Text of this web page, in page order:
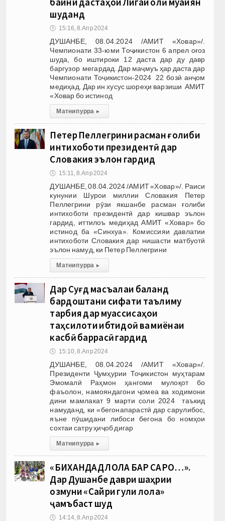
шуданд
🕔 15:16, 8.Апр 2024
ДУШАНБЕ, 08.04.2024 /АМИТ «Ховар»/.
Чемпионати 33-юми Тоҷикистон 6 апрел оғоз
шуда, бо иштироки 12 даста дар ду давр
баргузор мегардад. Дар маҷмуъ ҳар даста дар
Чемпионати Тоҷикистон-2024 22 бозӣ анҷом
медиҳад. Дар ин хусус шореҳи варзиши АМИТ
«Ховар бо истинод
Матни пурра ▸
Петер Пеллегрини расман ғолиби
интихоботи президентӣ дар
Словакия эълон гардид
🕔 15:11, 8.Апр 2024
ДУШАНБЕ, 08.04.2024 /АМИТ «Ховар»/. Раиси
кунунии Шурои миллии Словакия Петер
Пеллегрини рӯзи якшанбе расман ғолиби
интихоботи президентӣ дар кишвар эълон
гардид, иттилоъ медиҳад АМИТ «Ховар» бо
истинод ба «Синхуа». Комиссияи давлатии
интихоботи Словакия дар нишасти матбуотӣ
эълон намуд, ки Петер Пеллегрини
Матни пурра ▸
Дар Суғд масъалаи баланд
бардоштани сифати таълиму
тарбия дар муассисаҳои
таҳсилоти ибтидоӣ ва миёнаи
касбӣ баррасӣ гардид
🕔 15:10, 8.Апр 2024
ДУШАНБЕ, 08.04.2024 /АМИТ «Ховар»/.
Президенти Ҷумҳурии Тоҷикистон муҳтарам
Эмомалӣ Раҳмон ҳангоми мулоқот бо
фаъолон, намояндагони ҷомеа ва ходимони
дини мамлакат 9 марти соли 2024 таъкид
намуданд, ки «бегонапарастӣ дар сарулибос,
яъне пӯшидани либоси бегона бо номҳои
сохтаи сатру ҳиҷоб дигар
Матни пурра ▸
«БИХАНДАД ЛОЛА БАР САҲРО…».
Дар Душанбе даври шаҳрии
озмуни «Сайри гули лола»
ҷамъбаст шуд
🕔 14:14, 8.Апр 2024